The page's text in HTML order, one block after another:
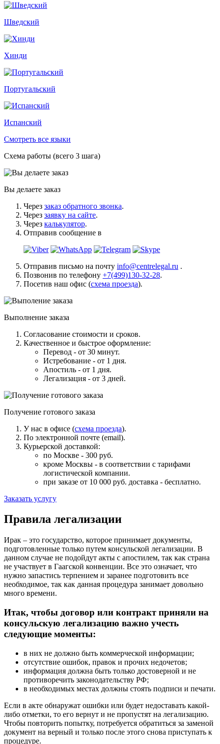
Шведский
Хинди
Португальский
Испанский
Смотреть все языки
Схема работы (всего 3 шага)
Вы делаете заказ
Через заказ обратного звонка.
Через заявку на сайте.
Через калькулятор.
Отправив сообщение в
Отправив письмо на почту info@centrelegal.ru .
Позвонив по телефону +7(499)130-32-28.
Посетив наш офис (схема проезда).
Выполнение заказа
Согласование стоимости и сроков.
Качественное и быстрое оформление:
Перевод - от 30 минут.
Истребование - от 1 дня.
Апостиль - от 1 дня.
Легализация - от 3 дней.
Получение готового заказа
У нас в офисе (схема проезда).
По электронной почте (email).
Курьерской доставкой:
по Москве - 300 руб.
кроме Москвы - в соответствии с тарифами
логистической компании.
при заказе от 10 000 руб. доставка - бесплатно.
Заказать услугу
Правила легализации
Ирак – это государство, которое принимает документы,
подготовленные только путем консульской легализации. В
данном случае не подойдут акты с апостилем, так как страна
не участвует в Гаагской конвенции. Все это означает, что
нужно запастись терпением и заранее подготовить все
необходимое, так как данная процедура занимает довольно
много времени.
Итак, чтобы договор или контракт приняли на
консульскую легализацию важно учесть
следующие моменты:
в них не должно быть коммерческой информации;
отсутствие ошибок, правок и прочих недочетов;
информация должна быть только достоверной и не
противоречить законодательству РФ;
в необходимых местах должны стоять подписи и печати.
Если в акте обнаружат ошибки или будет недоставать какой-
либо отметки, то его вернут и не пропустят на легализацию.
Чтобы повторить попытку, потребуется обратиться за заменой
документ на верный и только после этого снова приступать к
процедуре.